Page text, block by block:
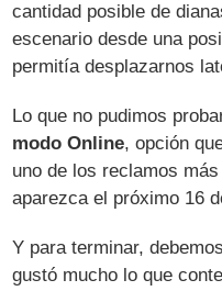
cantidad posible de
escenario desde una
permitía desplazarnos
Lo que no pudimos
modo Online, opción
uno de los reclamos
aparezca el próximo 16
Y para terminar,
gustó mucho lo que